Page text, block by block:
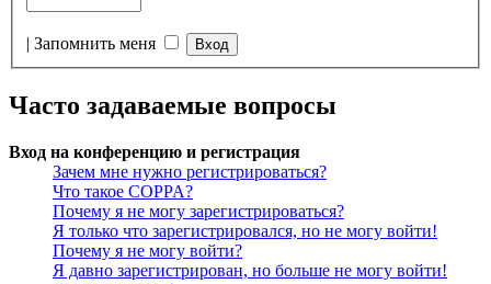
| Запомнить меня
Часто задаваемые вопросы
Вход на конференцию и регистрация
Зачем мне нужно регистрироваться?
Что такое COPPA?
Почему я не могу зарегистрироваться?
Я только что зарегистрировался, но не могу войти!
Почему я не могу войти?
Я давно зарегистрирован, но больше не могу войти!